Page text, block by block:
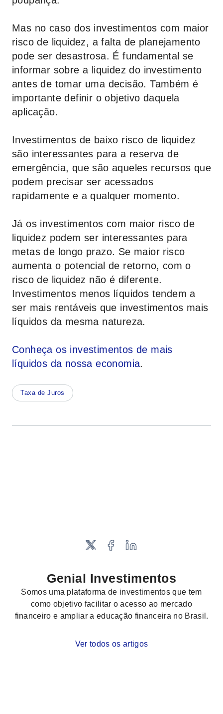
Mas no caso dos investimentos com maior
risco de liquidez, a falta de planejamento
pode ser desastrosa. É fundamental se
informar sobre a liquidez do investimento
antes de tomar uma decisão. Também é
importante definir o objetivo daquela
aplicação.
Investimentos de baixo risco de liquidez
são interessantes para a reserva de
emergência, que são aqueles recursos que
podem precisar ser acessados
rapidamente e a qualquer momento.
Já os investimentos com maior risco de
liquidez podem ser interessantes para
metas de longo prazo. Se maior risco
aumenta o potencial de retorno, com o
risco de liquidez não é diferente.
Investimentos menos líquidos tendem a
ser mais rentáveis que investimentos mais
líquidos da mesma natureza.
Conheça os investimentos de mais
líquidos da nossa economia.
Taxa de Juros
Genial Investimentos
Somos uma plataforma de investimentos que tem
como objetivo facilitar o acesso ao mercado
financeiro e ampliar a educação financeira no Brasil.
Ver todos os artigos